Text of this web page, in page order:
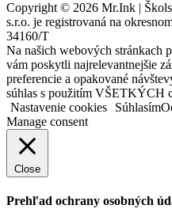
Copyright © 2026 Mr.Ink |
s.r.o. je registrovaná na
34160/T
Na našich webových stránkach
vám poskytli najrelevantnejšie
preferencie a opakované
súhlas s použitím VŠETKÝCH
Nastavenie cookies
Súhlasím
Manage consent
Close
Prehľad ochrany osobných